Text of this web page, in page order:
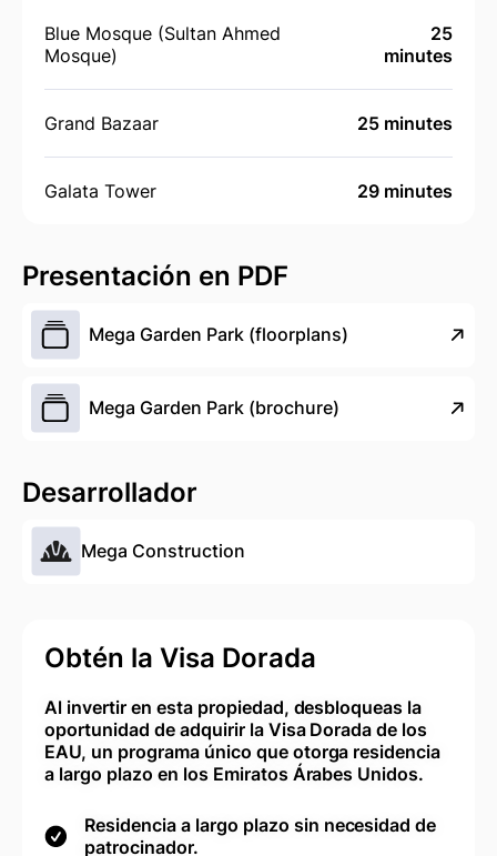
Blue Mosque (Sultan Ahmed
Mosque)
25
minutes
Grand Bazaar 25 minutes
Galata Tower 29 minutes
Presentación en PDF
Mega Garden Park (floorplans)
Mega Garden Park (brochure)
Desarrollador
Mega Construction
Obtén la Visa Dorada
Al invertir en esta propiedad, desbloqueas la
oportunidad de adquirir la Visa Dorada de los
EAU, un programa único que otorga residencia
a largo plazo en los Emiratos Árabes Unidos.
Residencia a largo plazo sin necesidad de
patrocinador.